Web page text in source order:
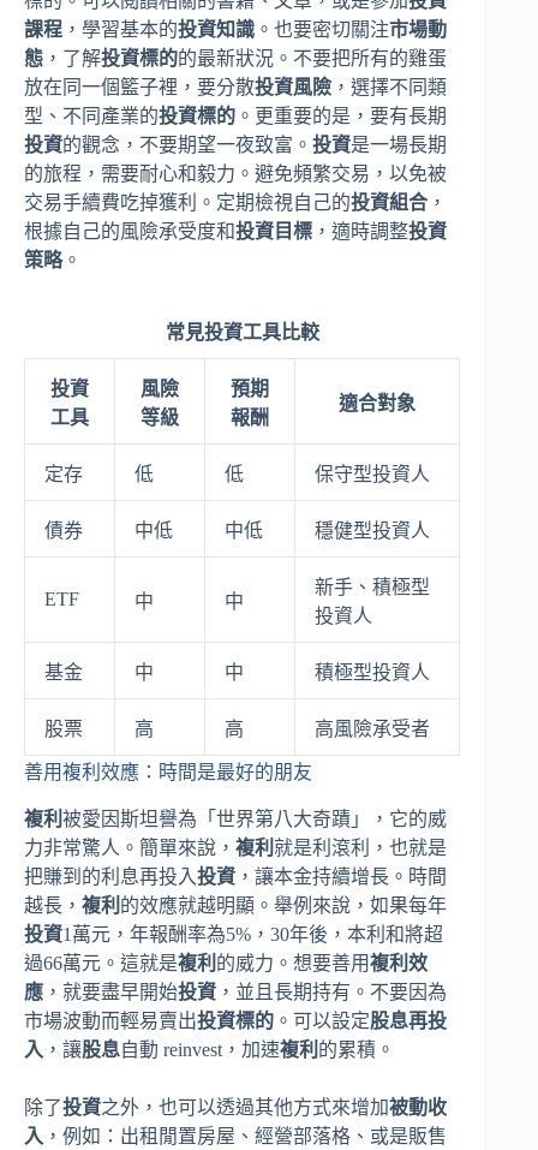
課程 ，學習基本的投資知識 。也要密切關注市場動
態 ，了解投資標的的最新狀況。不要把所有的雞蛋
放在同一個籃子裡，要分散投資風險 ，選擇不同類
型、不同產業的投資標的 。更重要的是，要有長期
投資的觀念，不要期望一夜致富。 投資是一場長期
的旅程，需要耐心和毅力。避免頻繁交易，以免被
交易手續費吃掉獲利。定期檢視自己的投資組合 ，
根據自己的風險承受度和投資目標 ，適時調整投資
策略。
常見投資工具比較
投資
工具
風險
等級
預期
報酬
適合對象
定存 低 低 保守型投資人
債券 中低 中低 穩健型投資人
ETF 中 中
新手、積極型
投資人
基金 中 中 積極型投資人
股票 高 高 高風險承受者
善用複利效應：時間是最好的朋友
複利 被愛因斯坦譽為「世界第八大奇蹟」，它的威
力非常驚人。簡單來說， 複利 就是利滾利，也就是
把賺到的利息再投入投資 ，讓本金持續增長。時間
越長， 複利 的效應就越明顯。舉例來說，如果每年
投資1萬元，年報酬率為5%，30年後，本利和將超
過66萬元。這就是複利 的威力。想要善用複利效
應 ，就要盡早開始投資 ，並且長期持有。不要因為
市場波動而輕易賣出投資標的 。可以設定股息再投
入 ，讓股息自動 reinvest，加速複利 的累積。
除了投資之外，也可以透過其他方式來增加被動收
入 ，例如：出租閒置房屋、經營部落格、或是販售